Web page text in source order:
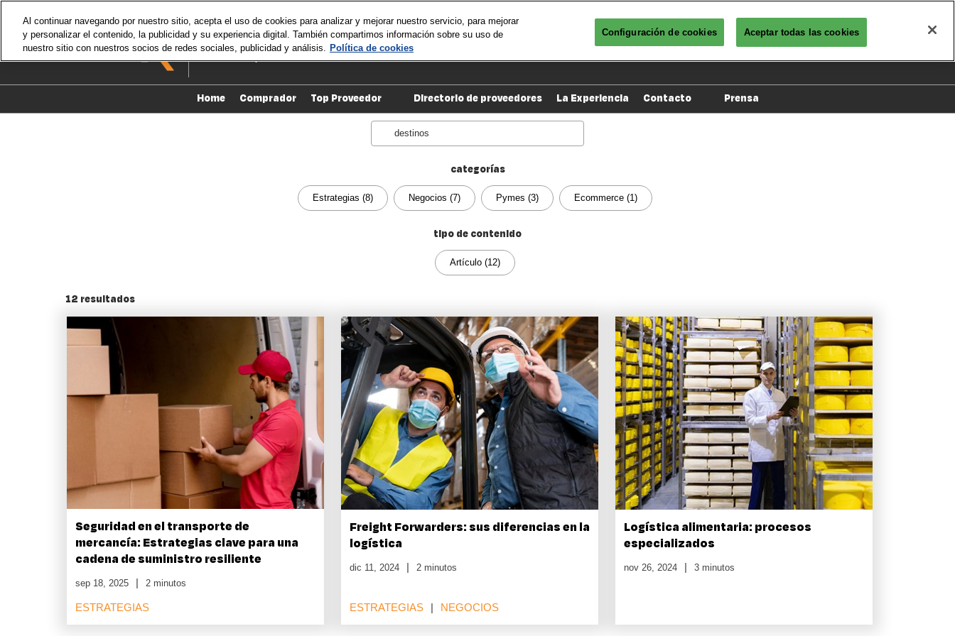
al
contenido
1-3 de septiembre, 2026
AVA Resort, Cancún
Participa como Top proveedor Participa como comprador
Home Comprador
Top Proveedor
Quiero participar
Cuídate de fraudes
Ya soy Top Proveedor
Directorio de proveedores La Experiencia
Contacto
Prensa
categorías
Estrategias (8) Negocios (7) Pymes (3) Ecommerce (1)
tipo de contenido
Artículo (12)
12 resultados
Seguridad en el transporte de
mercancía: Estrategias clave para una
cadena de suministro resiliente
sep 18, 2025 2 minutos
ESTRATEGIAS
Freight Forwarders: sus diferencias en la
logística
dic 11, 2024 2 minutos
ESTRATEGIAS NEGOCIOS
Logística alimentaria: procesos
especializados
nov 26, 2024 3 minutos
Al continuar navegando por nuestro sitio, acepta el uso de cookies para analizar y mejorar nuestro servicio, para mejorar
y personalizar el contenido, la publicidad y su experiencia digital. También compartimos información sobre su uso de
nuestro sitio con nuestros socios de redes sociales, publicidad y análisis. Política de cookies
Configuración de cookies Aceptar todas las cookies